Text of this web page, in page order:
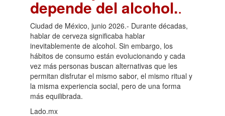
depende del alcohol..
Ciudad de México, junio 2026.- Durante décadas,
hablar de cerveza significaba hablar
inevitablemente de alcohol. Sin embargo, los
hábitos de consumo están evolucionando y cada
vez más personas buscan alternativas que les
permitan disfrutar el mismo sabor, el mismo ritual y
la misma experiencia social, pero de una forma
más equilibrada.
Lado.mx